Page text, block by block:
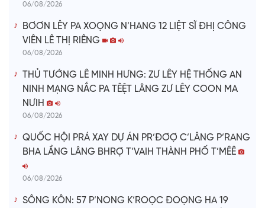
06/08/2026
BƠƠN LÊY PA XOỌNG N’HANG 12 LIỆT SĨ ĐHỊ CÔNG
VIÊN LÊ THỊ RIÊNG
06/08/2026
THỦ TƯỚNG LÊ MINH HƯNG: ZƯ LÊY HỆ THỐNG AN
NINH MẠNG NẮC PA TÊỆT LÂNG ZƯ LÊY COON MA
NƯIH
06/08/2026
QUỐC HỘI PRÁ XAY DỰ ÁN PR’ĐƠỢ C’LÂNG P’RANG
BHA LẦNG LÂNG BHRỢ T’VAIH THÀNH PHỐ T’MÊÊ
06/08/2026
SÔNG KÔN: 57 P’NONG K’ROỌC ĐOỌNG HA 19